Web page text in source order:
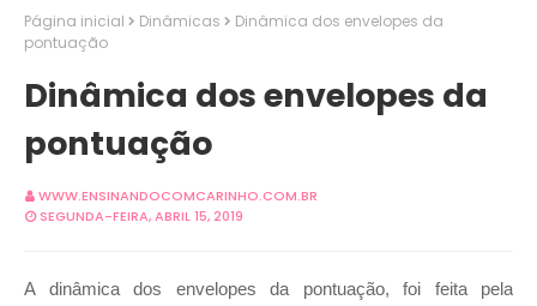
Página inicial Dinâmicas
Dinâmica dos envelopes da
pontuação
Dinâmica dos envelopes da
pontuação
WWW.ENSINANDOCOMCARINHO.COM.BR
SEGUNDA-FEIRA, ABRIL 15, 2019
A dinâmica dos envelopes da pontuação, foi feita pela